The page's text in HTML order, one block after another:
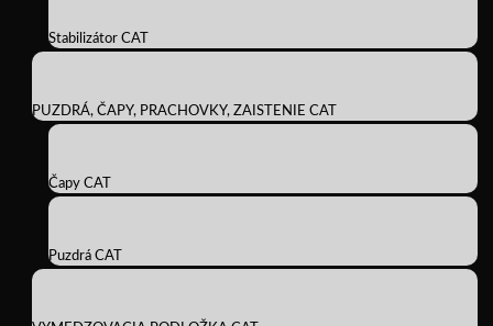
Stabilizátor CAT
PUZDRÁ, ČAPY, PRACHOVKY, ZAISTENIE CAT
Čapy CAT
Puzdrá CAT